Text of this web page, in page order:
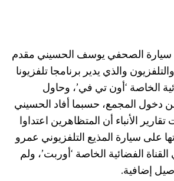
سيارة الصحفي يوسف الحسيني مقدم
والذي يدير برنامجا تلفزيونا
الخاصة ‘أون تي في’، وحاول
دخول المجمع، حسبما أفاد الحسيني
الأنباء أن المتظاهرين اعتداوا
على سيارة المذيع التلفزيوني عمرو
الفضائية الخاصة ‘أوربت’، ولم
إضافية.